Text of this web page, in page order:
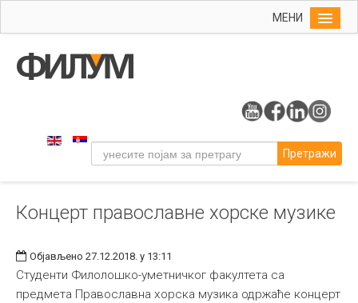
МЕНИ
Упис
Уметност
Музичка уметност
Галерија
Издаваштво
Претражи
Концерт православне хорске музике
Објављено 27.12.2018. у 13:11
Студенти Филолошко-уметничког факултета са
предмета Православна хорска музика одржаће концерт